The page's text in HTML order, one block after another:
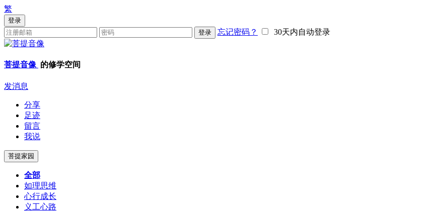
繁
登录
登录
忘记密码？ 30天内自动登录
菩提音像 的修学空间
发消息
分享
足迹
留言
我说
菩提家园
全部
如理思维
心行成长
义工心路